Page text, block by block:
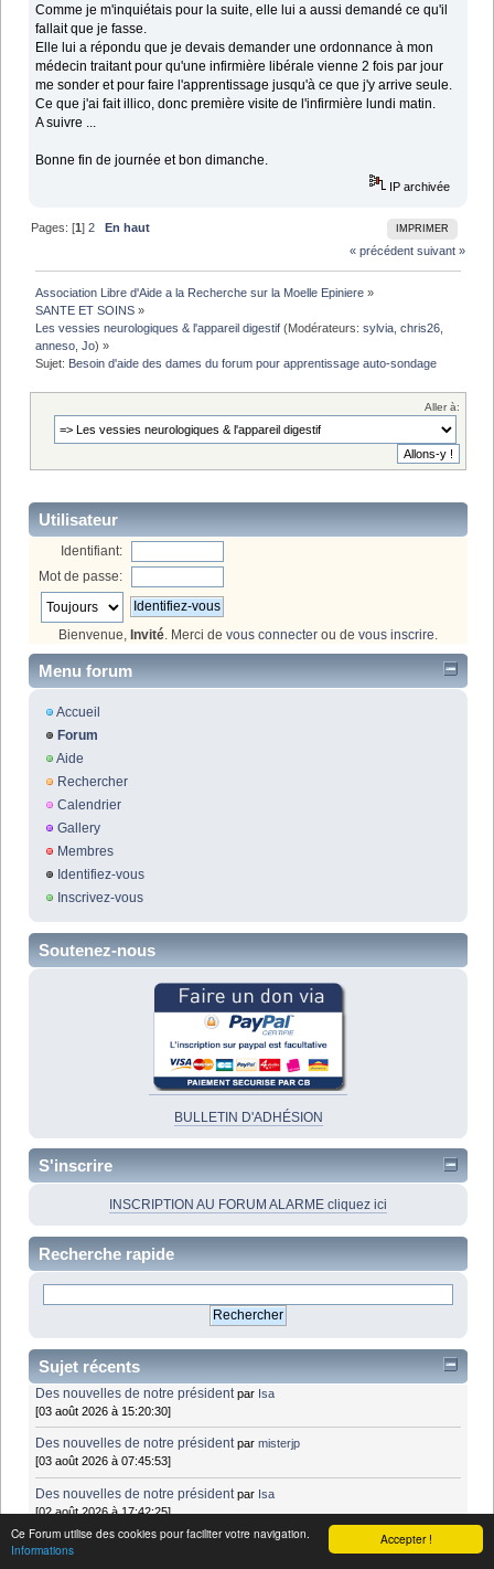
Accepter !
Ce Forum utilise des cookies pour faciliter votre navigation.
Informations
Comme je m'inquiétais pour la suite, elle lui a aussi demandé ce qu'il
fallait que je fasse.
Elle lui a répondu que je devais demander une ordonnance à mon
médecin traitant pour qu'une infirmière libérale vienne 2 fois par jour
me sonder et pour faire l'apprentissage jusqu'à ce que j'y arrive seule.
Ce que j'ai fait illico, donc première visite de l'infirmière lundi matin.
A suivre ...
Bonne fin de journée et bon dimanche.
IP archivée
IMPRIMER
Pages: [1]2
En haut
« précédent suivant »
Association Libre d'Aide a la Recherche sur la Moelle Epiniere »
SANTE ET SOINS »
Les vessies neurologiques & l'appareil digestif (Modérateurs:sylvia ,chris26
anneso ,Jo) »
Sujet: Besoin d'aide des dames du forum pour apprentissage auto-sondage
Aller à:
Utilisateur
Identifiant:
Mot de passe:
Bienvenue, Invité. Merci de vous connecter ou de vous inscrire.
Menu forum
Accueil
Forum
Aide
Rechercher
Calendrier
Gallery
Membres
Identifiez-vous
Inscrivez-vous
Soutenez-nous
BULLETIN D'ADHÉSION
S'inscrire
INSCRIPTION AU FORUM ALARME cliquez ici
Recherche rapide
Sujet récents
Des nouvelles de notre président par Isa
[03 août 2026 à 15:20:30]
Des nouvelles de notre président parmisterjp
[03 août 2026 à 07:45:53]
Des nouvelles de notre président par Isa
[02 août 2026 à 17:42:25]
NeurostepMC/Bioness L300 : dispositifs de stimulation électrique -